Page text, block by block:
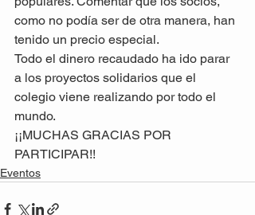
como no podía ser de otra manera, han
tenido un precio especial.
Todo el dinero recaudado ha ido parar
a los proyectos solidarios que el
colegio viene realizando por todo el
mundo.
¡¡MUCHAS GRACIAS POR
PARTICIPAR!!
Eventos